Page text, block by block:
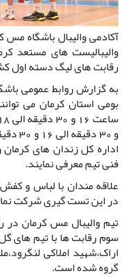
آکادمی والیبال باشگاه
والیبالیست های مستعد
رقابت های لیگ دسته اول
به گزارش روابط عمومی
و 30
اداره کل زندان های کرمان
فنی تیم معرفی نمایند.
علاقه مندان با لباس و
در این تست گیری شرکت
تیم والیبال مس کرمان
سوم رقابت ها با تیم های
اراک،شهید املاکی
گروه شده است.